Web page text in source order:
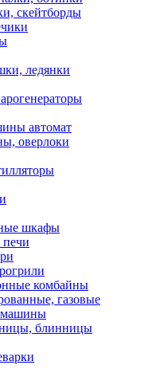
скейтборды
ледянки
автомат
оверлоки
шкафы
комбайны
газовые
машины
блинницы